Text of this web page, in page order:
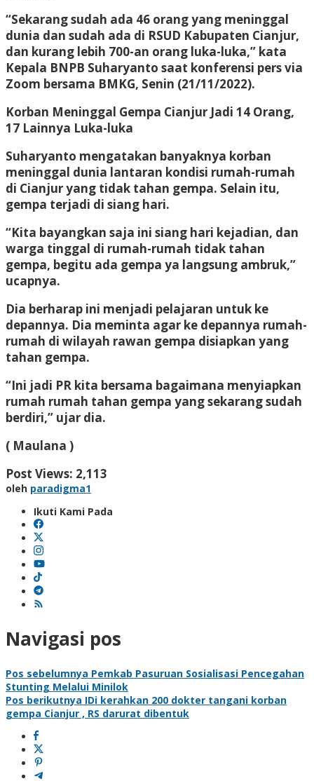
“Sekarang sudah ada 46 orang yang meninggal
dunia dan sudah ada di RSUD Kabupaten Cianjur,
dan kurang lebih 700-an orang luka-luka,” kata
Kepala BNPB Suharyanto saat konferensi pers via
Zoom bersama BMKG, Senin (21/11/2022).
Korban Meninggal Gempa Cianjur Jadi 14 Orang,
17 Lainnya Luka-luka
Suharyanto mengatakan banyaknya korban
meninggal dunia lantaran kondisi rumah-rumah
di Cianjur yang tidak tahan gempa. Selain itu,
gempa terjadi di siang hari.
“Kita bayangkan saja ini siang hari kejadian, dan
warga tinggal di rumah-rumah tidak tahan
gempa, begitu ada gempa ya langsung ambruk,”
ucapnya.
Dia berharap ini menjadi pelajaran untuk ke
depannya. Dia meminta agar ke depannya rumah-
rumah di wilayah rawan gempa disiapkan yang
tahan gempa.
“Ini jadi PR kita bersama bagaimana menyiapkan
rumah rumah tahan gempa yang sekarang sudah
berdiri,” ujar dia.
( Maulana )
Post Views: 2,113
oleh paradigma1
Ikuti Kami Pada
Navigasi pos
Pos sebelumnya Pemkab Pasuruan Sosialisasi Pencegahan
Stunting Melalui Minilok
Pos berikutnya IDi kerahkan 200 dokter tangani korban
gempa Cianjur , RS darurat dibentuk